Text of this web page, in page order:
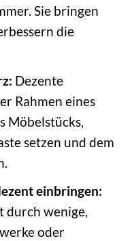
Sie bringen
die
Dezente
Rahmen eines
Möbelstücks,
setzen und dem
einbringen:
durch wenige,
oder